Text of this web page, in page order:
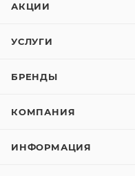
АКЦИИ
УСЛУГИ
БРЕНДЫ
КОМПАНИЯ
ИНФОРМАЦИЯ